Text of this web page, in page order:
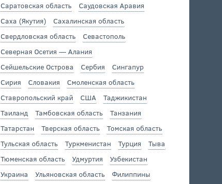
Саратовская область
Саудовская Аравия
Саха (Якутия)
Сахалинская область
Свердловская область
Севастополь
Северная Осетия — Алания
Сейшельские Острова
Сербия
Сингапур
Сирия
Словакия
Смоленская область
Ставропольский край
США
Таджикистан
Таиланд
Тамбовская область
Танзания
Татарстан
Тверская область
Томская область
Тульская область
Туркменистан Турция
Тыва
Тюменская область
Удмуртия
Узбекистан
Украина
Ульяновская область
Филиппины